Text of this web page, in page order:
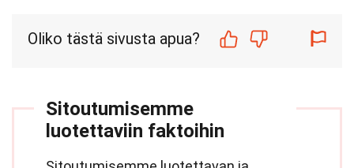
Oliko tästä sivusta apua?
Sitoutumisemme
luotettaviin faktoihin